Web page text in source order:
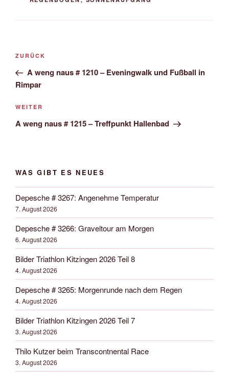
Beitrags-
Vorheriger
Beitrag
ZURÜCK
A weng naus # 1210 – Eveningwalk und Fußball in
Rimpar
Nächster
Beitrag
WEITER
A weng naus # 1215 – Treffpunkt Hallenbad
WAS GIBT ES NEUES
Depesche # 3267: Angenehme Temperatur
7. August 2026
Depesche # 3266: Graveltour am Morgen
6. August 2026
Bilder Triathlon Kitzingen 2026 Teil 8
4. August 2026
Depesche # 3265: Morgenrunde nach dem Regen
4. August 2026
Bilder Triathlon Kitzingen 2026 Teil 7
3. August 2026
Thilo Kutzer beim Transcontnental Race
3. August 2026